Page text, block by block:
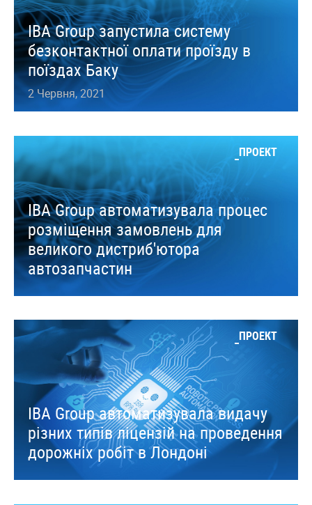
IBA Group запустила систему
безконтактної оплати проїзду в
поїздах Баку
2 Червня, 2021
ПРОЕКТ
IBA Group автоматизувала процес
розміщення замовлень для
великого дистриб'ютора
автозапчастин
ПРОЕКТ
IBA Group автоматизувала видачу
різних типів ліцензій на проведення
дорожніх робіт в Лондоні